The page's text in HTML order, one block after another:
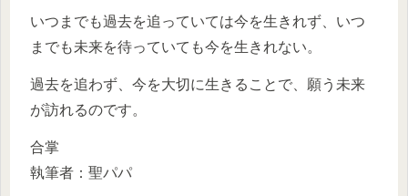
いつまでも過去を追っていては今を生きれず、いつ
までも未来を待っていても今を生きれない。
過去を追わず、今を大切に生きることで、願う未来
が訪れるのです。
合掌
執筆者：聖パパ